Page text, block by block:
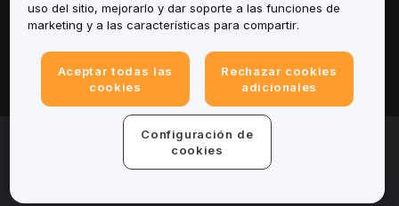
Productos
Legal
© 2025-2026 Bybit.eu. Todos los derechos
uso del sitio, mejorarlo y dar soporte a las funciones de
marketing y a las características para compartir.
Aceptar todas las
cookies
Rechazar cookies
adicionales
Configuración de
cookies